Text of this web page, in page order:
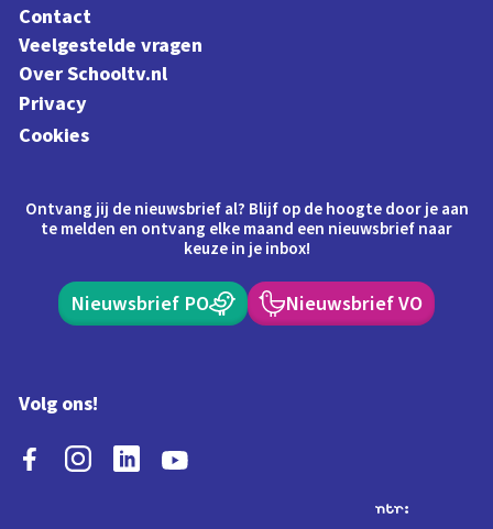
Contact
Veelgestelde vragen
Over Schooltv.nl
Privacy
Cookies
Ontvang jij de nieuwsbrief al? Blijf op de hoogte door je aan
te melden en ontvang elke maand een nieuwsbrief naar
keuze in je inbox!
Nieuwsbrief PO Nieuwsbrief VO
Volg ons!